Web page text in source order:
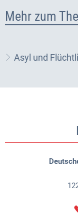
Mehr zum
Asyl und